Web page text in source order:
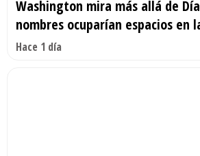
Washington mira más allá de
nombres ocuparían espacios en
Hace 1 día